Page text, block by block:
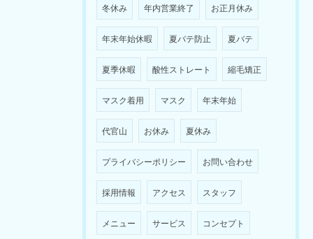
冬休み 年内営業終了 お正月休み
年末年始休暇 夏バテ防止 夏バテ
夏季休暇 酸性ストレート 縮毛矯正
マスク着用 マスク 年末年始
代官山 お休み 夏休み
プライバシーポリシー お問い合わせ
採用情報 アクセス スタッフ
メニュー サービス コンセプト